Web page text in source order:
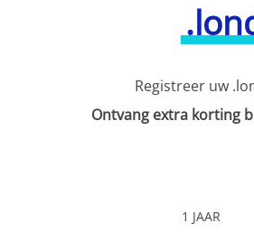
Registreer uw
Ontvang extra korting
1 JAAR